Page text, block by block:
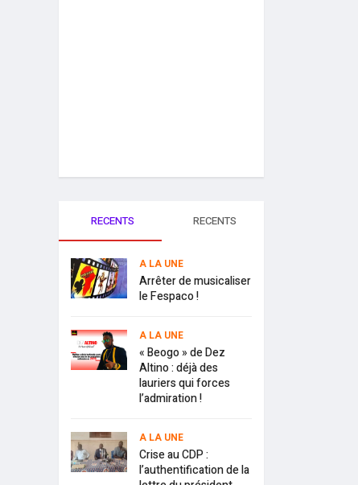
RECENTS RECENTS
A LA UNE
Arrêter de musicaliser
le Fespaco !
A LA UNE
« Beogo » de Dez
Altino : déjà des
lauriers qui forces
l’admiration !
A LA UNE
Crise au CDP :
l’authentification de la